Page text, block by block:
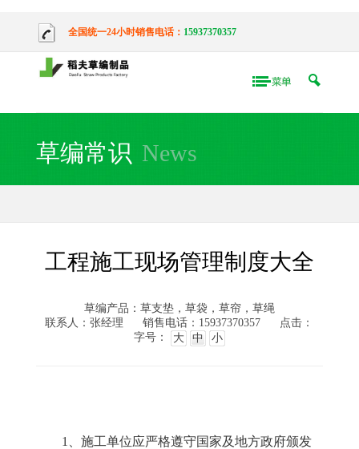
全国统一24小时销售电话： 15937370357
草编常识 News
工程施工现场管理制度大全
草编产品：草支垫，草袋，草帘，草绳
联系人：张经理
销售电话：15937370357
点击：
字号：
大 中 小
1 、施工单位应严格遵守国家及地方政府颁发